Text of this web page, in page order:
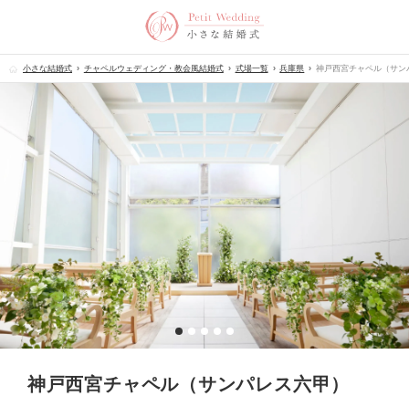
小さな結婚式 チャペルウェディング・教会風結婚式 式場一覧 兵庫県 神戸西宮チャペル（サン
神戸西宮チャペル（サンパレス六甲）